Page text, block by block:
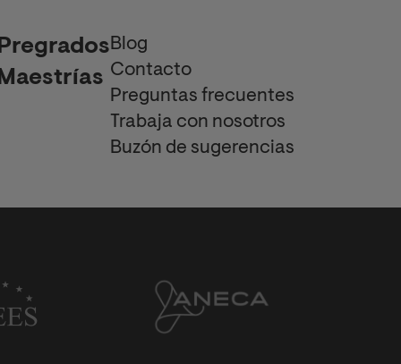
Blog
Contacto
Preguntas frecuentes
Trabaja con nosotros
Buzón de sugerencias